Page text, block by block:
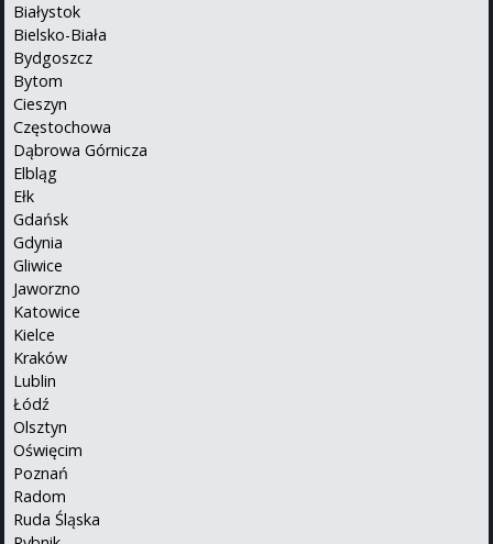
Białystok
Bielsko-Biała
Bydgoszcz
Bytom
Cieszyn
Częstochowa
Dąbrowa Górnicza
Elbląg
Ełk
Gdańsk
Gdynia
Gliwice
Jaworzno
Katowice
Kielce
Kraków
Lublin
Łódź
Olsztyn
Oświęcim
Poznań
Radom
Ruda Śląska